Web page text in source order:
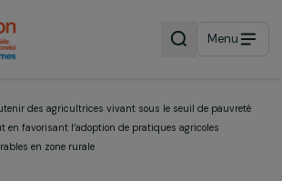
Menu
tout en favorisant l’adoption de pratiques agricoles